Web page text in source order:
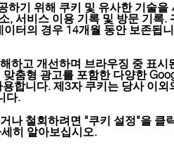
이 PAM00968의 전체 제
하기 위해 쿠키 및 유사한 기술
, 서비스 이용 기록 및 방문 기록.
터의 경우 14개월 동안 보존됩
하고 개선하며 브라우징 중 표
춤형 광고를 포함한 다양한
합니다. 제3자 쿠키는 당사 이
다.
나 철회하려면 "쿠키 설정"을 클
히 알아보십시오.